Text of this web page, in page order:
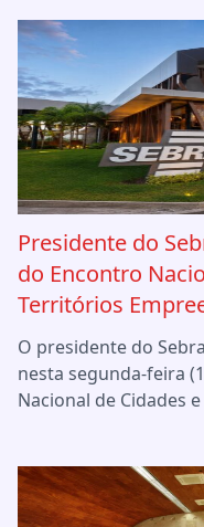
Presidente do
do Encontro
Territórios
O presidente do
nesta segunda-feira
Nacional de Cidades